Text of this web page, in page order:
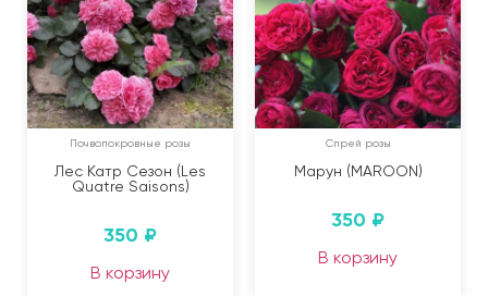
Почвопокровные розы
Лес Катр Сезон (Les
Quatre Saisons)
350 ₽
В корзину
Спрей розы
Марун (MAROON)
350 ₽
В корзину